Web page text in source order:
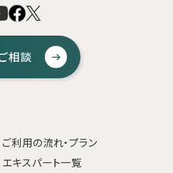
相談
ご利用の流れ・プラン
エキスパート一覧